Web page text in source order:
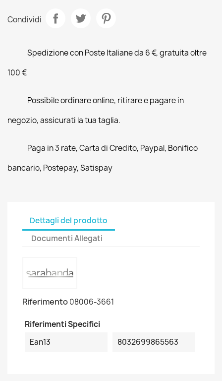
Condividi
Spedizione con Poste Italiane da 6 €, gratuita oltre
100 €
Possibile ordinare online, ritirare e pagare in
negozio, assicurati la tua taglia.
Paga in 3 rate, Carta di Credito, Paypal, Bonifico
bancario, Postepay, Satispay
Dettagli del prodotto
Documenti Allegati
Riferimento08006-3661
Riferimenti Specifici
Ean13
8032699865563